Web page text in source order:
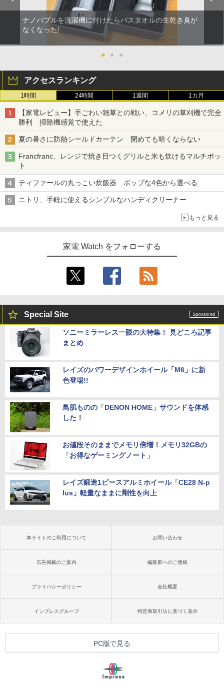
ナノバブルを洗濯機に付けたらバスタオルの生乾き臭が
なくなった!
● ● ●
アクセスランキング
1時間 24時間 1週間 1カ月
【家電レビュー】手ごわい雑草との戦い、コメリの草刈機で完全
勝利 掃除機感覚で使えた
夏の暑さに防熱シールドカーテン 閉めても暗くならない
Francfranc、レンジで焼き目つくグリルと米も炊けるマルチポッ
ト
ティファールの丸っこい炊飯器 ポップな4色から選べる
ニトリ、手軽に使えるシンプルなハンディクリーナー
もっと見る
家電 Watch をフォローする
Special Site
ソニーミラーレス一眼の大特集！ 見どころ記事
まとめ
レイズのパワーデザインホイール「M6」に新
色登場!!
鳥肌ものの「DENON HOME」サウンドを体感
した！
お値段そのままでメモリ倍増！メモリ32GBの
「お得なゲーミングノート」
レイズ鍛造1ピースアルミホイール「CE28 N-p
lus」軽量なままに剛性を向上
本サイトのご利用について お問い合わせ
広告掲載のご案内 編集部へのご連絡
プライバシーポリシー 会社概要
インプレスグループ 特定商取引法に基づく表示
PC版で見る